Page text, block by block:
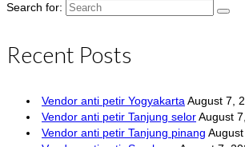
Search for:
Recent Posts
Vendor anti petir Yogyakarta August 7,
Vendor anti petir Tanjung selorAugust
Vendor anti petir Tanjung pinang